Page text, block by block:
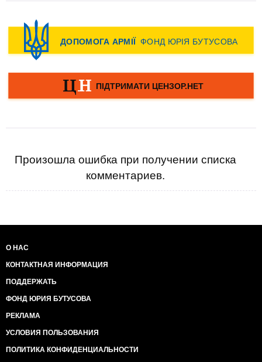
Произошла ошибка при получении списка
комментариев.
О НАС
КОНТАКТНАЯ ИНФОРМАЦИЯ
ПОДДЕРЖАТЬ
ФОНД ЮРИЯ БУТУСОВА
РЕКЛАМА
УСЛОВИЯ ПОЛЬЗОВАНИЯ
ПОЛИТИКА КОНФИДЕНЦИАЛЬНОСТИ